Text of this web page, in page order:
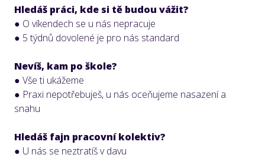
Hledáš práci, kde si tě budou vážit?
● O víkendech se u nás nepracuje
● 5 týdnů dovolené je pro nás standard
Nevíš, kam po škole?
● Vše ti ukážeme
● Praxi nepotřebuješ, u nás oceňujeme nasazení a
snahu
Hledáš fajn pracovní kolektiv?
● U nás se neztratíš v davu